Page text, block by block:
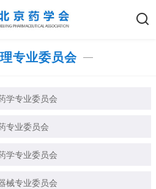
专业委员会
学专业委员会
专业委员会
学专业委员会
械专业委员会